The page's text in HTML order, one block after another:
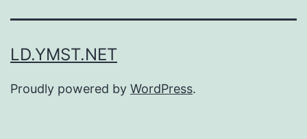
LD.YMST.NET
Proudly powered by WordPress.